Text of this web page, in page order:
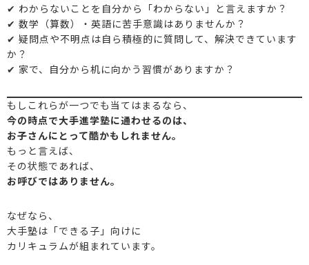
✔ わからないことを自分から「わからない」と言えますか？
✔ 数学（算数）・英語に苦手意識はありませんか？
✔ 疑問点や不明点は自ら積極的に質問して、解決できています
か？
✔ 家で、自分から机に向かう習慣がありますか？
もしこれらが一つでも当てはまるなら、
今の時点で大手進学塾に通わせるのは、
お子さんにとって酷かもしれません。
もっと言えば、
その状態であれば、
お呼びではありません。
なぜなら、
大手塾は「できる子」向けに
カリキュラムが組まれています。